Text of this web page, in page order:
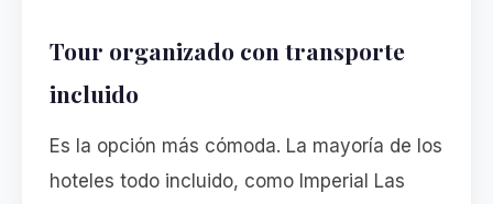
Tour organizado con transporte
incluido
Es la opción más cómoda. La mayoría de los
hoteles todo incluido, como Imperial Las